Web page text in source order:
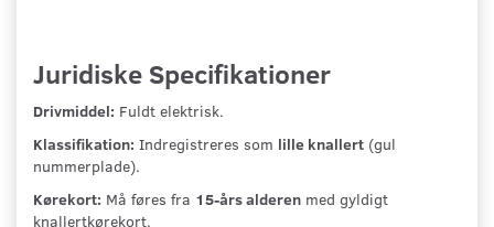
Juridiske Specifikationer
Drivmiddel: Fuldt elektrisk.
Klassifikation: Indregistreres som lille knallert (gul
nummerplade).
Kørekort: Må føres fra 15-års alderen med gyldigt
knallertkørekort.